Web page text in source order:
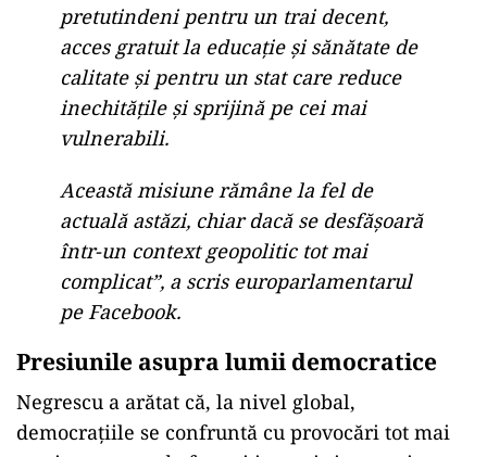
pretutindeni pentru un trai decent,
acces gratuit la educaţie şi sănătate de
calitate şi pentru un stat care reduce
inechităţile şi sprijină pe cei mai
vulnerabili.
Această misiune rămâne la fel de
actuală astăzi, chiar dacă se desfăşoară
într-un context geopolitic tot mai
complicat”, a scris europarlamentarul
pe Facebook.
Presiunile asupra lumii democratice
Negrescu a arătat că, la nivel global,
democrațiile se confruntă cu provocări tot mai